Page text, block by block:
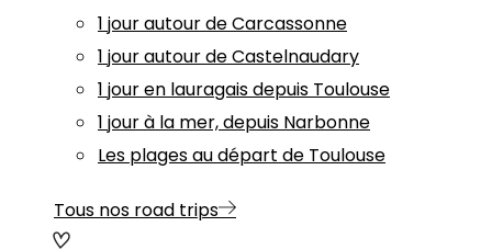
1 jour autour de Carcassonne
1 jour autour de Castelnaudary
1 jour en lauragais depuis Toulouse
1 jour à la mer, depuis Narbonne
Les plages au départ de Toulouse
Tous nos road trips